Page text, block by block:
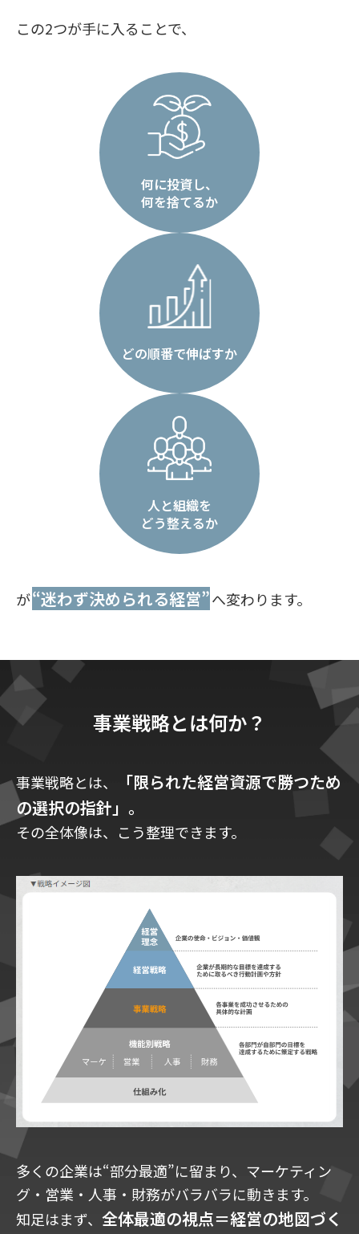
この2つが手に入ることで、
何に投資し、
何を捨てるか
どの順番で伸ばすか
人と組織を
どう整えるか
が“迷わず決められる経営”へ変わります。
事業戦略とは何か？
事業戦略とは、
「限られた経営資源で勝つため
の選択の指針」。
その全体像は、こう整理できます。
多くの企業は“部分最適”に留まり、マーケティン
グ・営業・人事・財務がバラバラに動きます。
知足はまず、 全体最適の視点＝経営の地図づく